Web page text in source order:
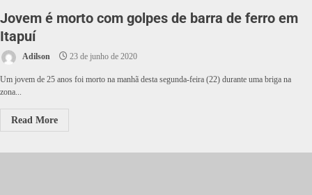
Jovem é morto com golpes de barra de ferro em
Itapuí
Adilson 23 de junho de 2020
Um jovem de 25 anos foi morto na manhã desta segunda-feira (22) durante uma briga na
zona...
Read More